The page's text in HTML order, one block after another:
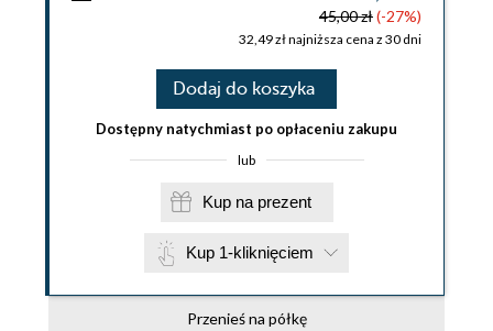
45,00 zł(-27%)
32,49 zł najniższa cena z 30 dni
Dodaj do koszyka
Dostępny natychmiast po opłaceniu zakupu
lub
Kup na prezent
Kup 1-kliknięciem
Przenieś na półkę